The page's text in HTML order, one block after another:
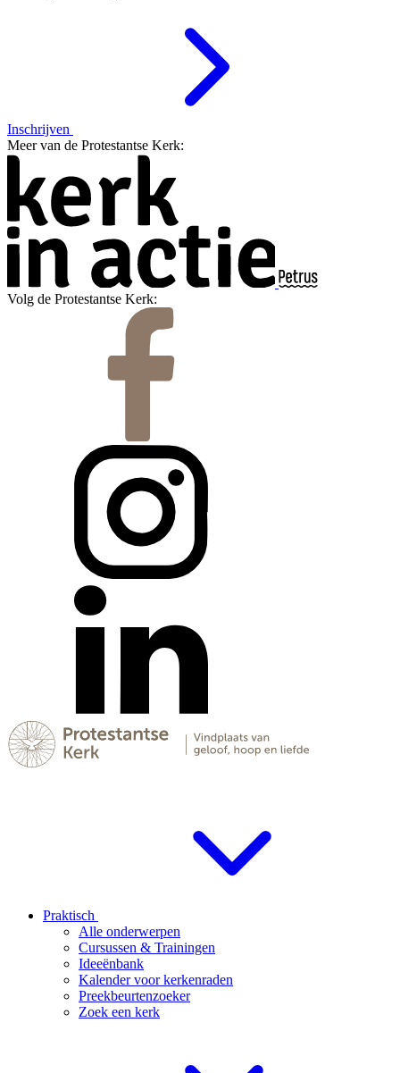
Inschrijven
Meer van de Protestantse Kerk:
Volg de Protestantse Kerk:
Praktisch
Alle onderwerpen
Cursussen & Trainingen
Ideeënbank
Kalender voor kerkenraden
Preekbeurtenzoeker
Zoek een kerk